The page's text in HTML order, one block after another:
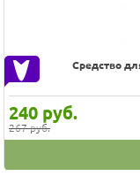
Средство
240 руб.
267 руб.